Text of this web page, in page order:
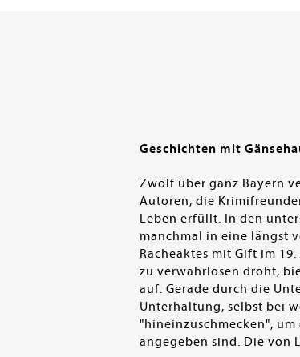
Geschichten mit
Zwölf über ganz Bayern
Autoren, die
Leben erfüllt. In den
manchmal in eine längst
Racheaktes mit Gift im
zu verwahrlosen droht,
auf. Gerade durch die
Unterhaltung, selbst bei
"hineinzuschmecken",
angegeben sind. Die von